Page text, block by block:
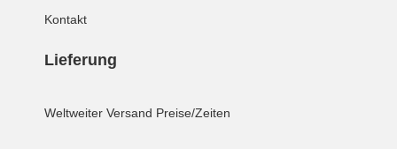
Kontakt
Lieferung
Weltweiter Versand Preise/Zeiten